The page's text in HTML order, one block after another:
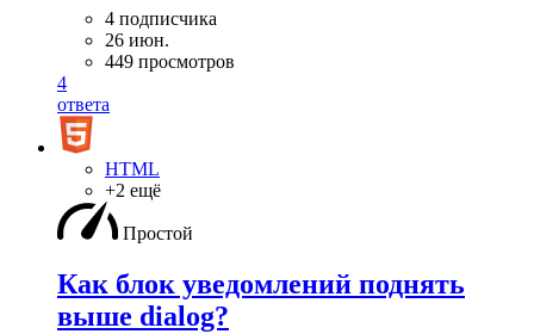
4 подписчика
26 июн.
449 просмотров
4
ответа
HTML
+2 ещё
Простой
Как блок уведомлений поднять
выше dialog?